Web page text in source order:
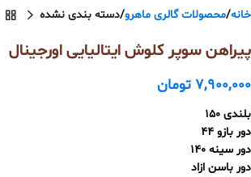
خانه محصولات گالری ماهرو دسته بندی نشده
پیراهن سوپر کلوش ایتالیایی اورجینال
7,900,000 تومان
بلندی ۱۵۰
دور بازو ۴۴
دور سینه ۱۴۰
دور باسن ازاد